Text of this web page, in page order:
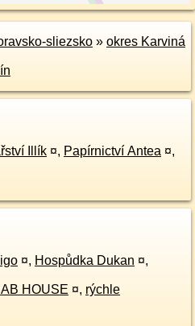
sliezsko » okres Karviná
Illík ¤, Papírnictví Antea ¤,
¤, Hospůdka Dukan ¤,
HOUSE ¤, rýchle